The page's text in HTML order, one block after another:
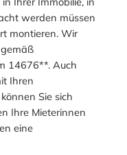
werden müssen
montieren. Wir
14676**. Auch
Ihren
Sie sich
Ihre Mieterinnen
eine